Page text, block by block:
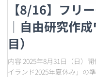
【8/16】フリ
｜自由研究作
目）
内容 2025年8月31日（日）
イランド2025年夏休み」の